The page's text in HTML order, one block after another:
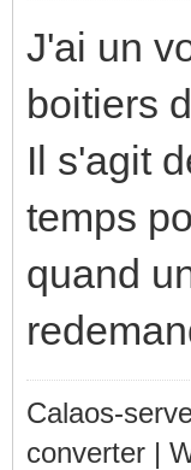
J'ai un
boitiers
Il s'agit
temps
quand
Calaos-
converter |